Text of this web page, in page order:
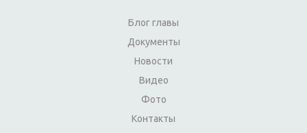
Блог главы
Документы
Новости
Видео
Фото
Контакты